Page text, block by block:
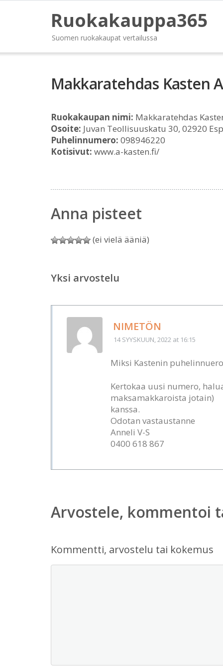
Ruokakauppa365
Suomen ruokakaupat vertailussa
Makkaratehdas Kasten
Ruokakaupan nimi: Makkaratehdas
Osoite: Juvan Teollisuuskatu 30, 02920
Puhelinnumero: 098946220
Kotisivut: www.a-kasten.fi/
Anna pisteet
(ei vielä ääniä)
Yksi arvostelu
NIMETÖN
14 SYYSKUUN, 2022 at 16:15
Miksi Kastenin
Kertokaa uusi numero,
maksamakkaroista jotain)
kanssa.
Odotan vastaustanne
Anneli V-S
0400 618 867
Arvostele, kommentoi
Kommentti, arvostelu tai kokemus